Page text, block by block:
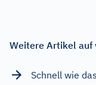
Weitere Artikel auf
Schnell wie